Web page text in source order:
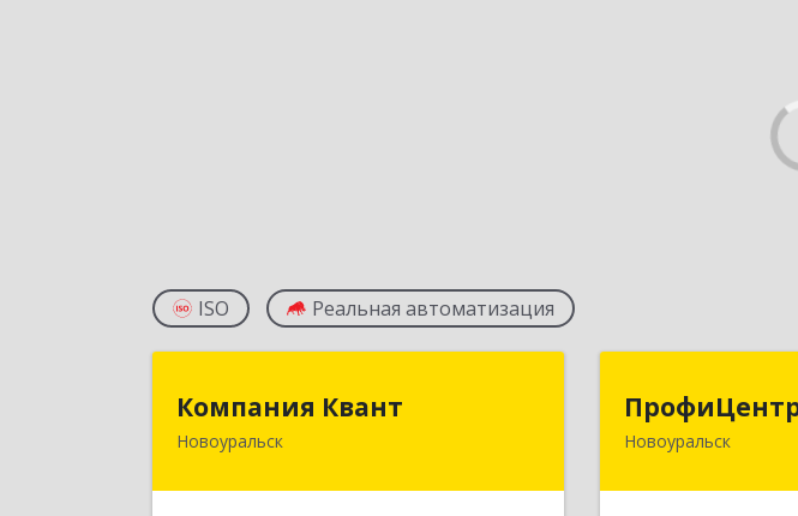
ISO Реальная автоматизация
Компания Квант
Новоуральск Новоуральск